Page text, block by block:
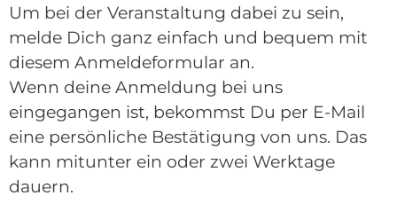
Um bei der Veranstaltung dabei zu sein,
melde Dich ganz einfach und bequem mit
diesem Anmeldeformular an.
Wenn deine Anmeldung bei uns
eingegangen ist, bekommst Du per E-Mail
eine persönliche Bestätigung von uns. Das
kann mitunter ein oder zwei Werktage
dauern.